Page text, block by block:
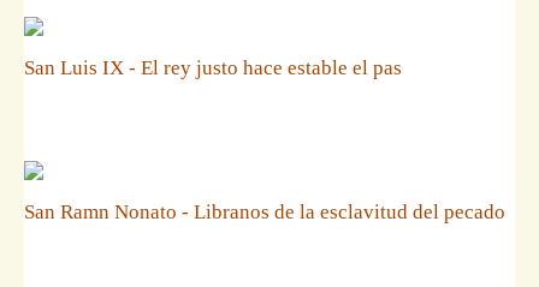
San Luis IX - El rey justo hace estable el pas
San Ramn Nonato - Libranos de la esclavitud del pecado